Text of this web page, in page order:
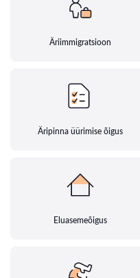
Äriimmigratsioon
Äripinna üürimise õigus
Eluasemeõigus